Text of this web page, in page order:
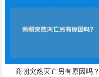
商朝突然灭亡另有原因吗？